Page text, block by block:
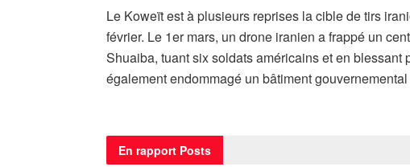
Le Koweït est à plusieurs reprises la cible de tirs
février. Le 1er mars, un drone iranien a frappé un
Shuaiba, tuant six soldats américains et en blessant
également endommagé un bâtiment
En rapport Posts